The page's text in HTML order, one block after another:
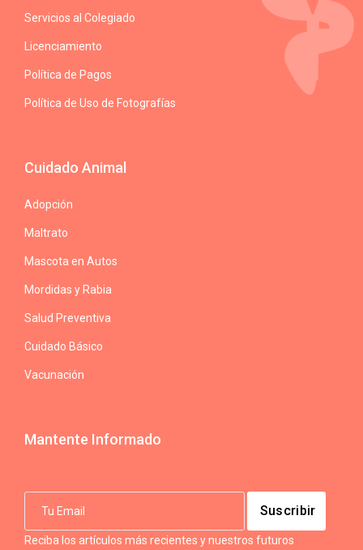
Servicios al Colegiado
Licenciamiento
Política de Pagos
Política de Uso de Fotografías
Cuidado Animal
Adopción
Maltrato
Mascota en Autos
Mordidas y Rabia
Salud Preventiva
Cuidado Básico
Vacunación
Mantente Informado
Reciba los artículos más recientes y nuestros futuros